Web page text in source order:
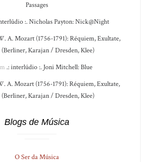
Passages
:. Nicholas Payton: Nick@Night
A. Mozart (1756-1791): Réquiem, Exultate,
(Berliner, Karajan / Dresden, Klee)
.: interlúdio :. Joni Mitchell: Blue
A. Mozart (1756-1791): Réquiem, Exultate,
(Berliner, Karajan / Dresden, Klee)
Blogs de Música
O Ser da Música